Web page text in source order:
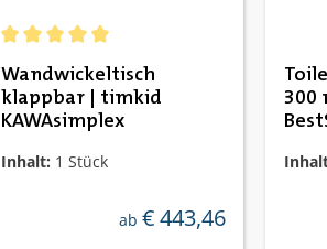
Wandwickeltisch
klappbar | timkid
KAWAsimplex
Inhalt: 1 Stück
regulärer preis:
ab € 443,46
300